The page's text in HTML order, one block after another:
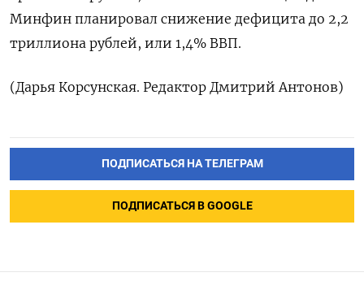
Минфин планировал снижение дефицита до 2,2
триллиона рублей, или 1,4% ВВП.
(Дарья Корсунская. Редактор Дмитрий Антонов)
ПОДПИСАТЬСЯ НА ТЕЛЕГРАМ
ПОДПИСАТЬСЯ В GOOGLE